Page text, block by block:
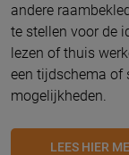
andere
te stellen voor de
lezen of thuis
een tijdschema of
mogelijkheden.
LEES HIER